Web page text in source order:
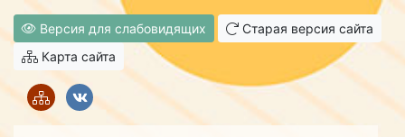
Версия для слабовидящих
Старая версия сайта
Карта сайта